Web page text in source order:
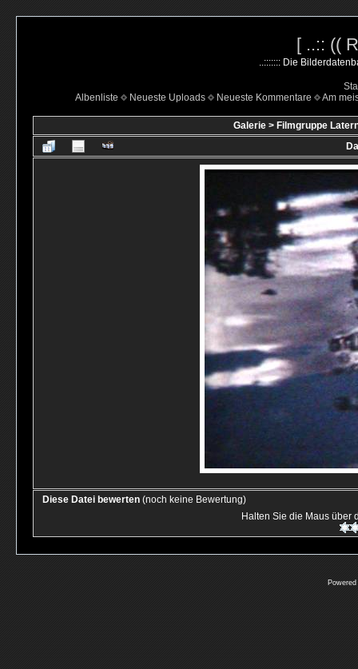
[ ..:: ((
..::::::: Die
Albenliste
Neueste Uploads Neueste Kommentare Am
Galerie > Filmgruppe
Diese Datei bewerten (noch keine Bewertung)
Halten Sie die Maus über